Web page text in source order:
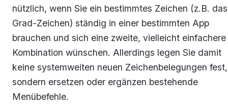
nützlich, wenn Sie ein bestimmtes Zeichen (z.B. das
Grad-Zeichen) ständig in einer bestimmten App
brauchen und sich eine zweite, vielleicht einfachere
Kombination wünschen. Allerdings legen Sie damit
keine systemweiten neuen Zeichenbelegungen fest,
sondern ersetzen oder ergänzen bestehende
Menübefehle.